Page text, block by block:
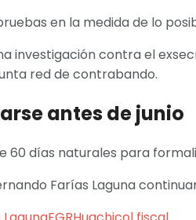
en la medida de lo
investigación contra el
red de contrabando.
antes de junio
60 días naturales para
Farías Laguna